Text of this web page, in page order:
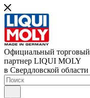
Официальный торговый
партнер LIQUI MOLY
в Свердловской области